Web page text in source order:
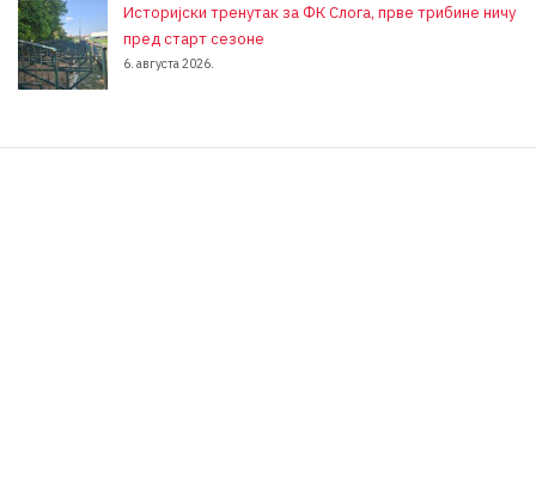
Историјски тренутак за ФК Слога, прве трибине ничу
пред старт сезоне
6. августа 2026.